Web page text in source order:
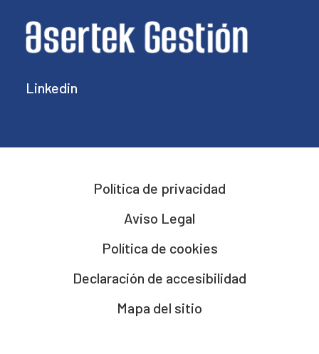
Linkedin
Política de privacidad
Aviso Legal
Política de cookies
Declaración de accesibilidad
Mapa del sitio